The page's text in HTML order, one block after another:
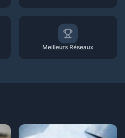
Meilleurs Réseaux